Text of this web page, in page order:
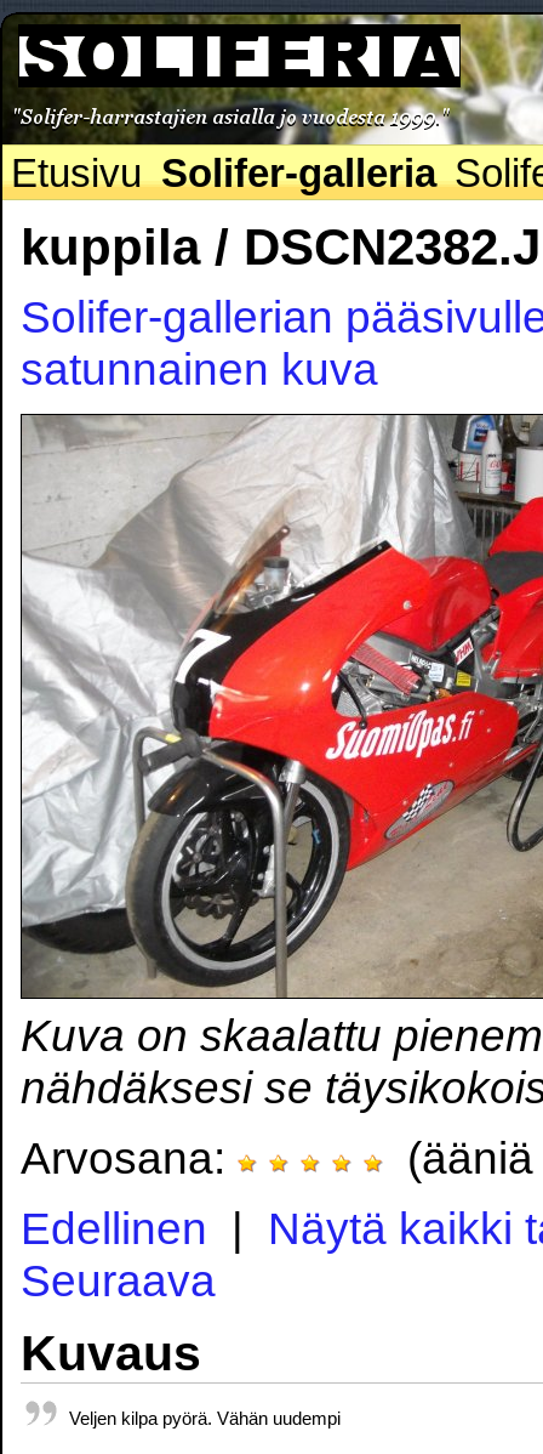
Etusivu Solifer-galleria
kuppila /
Solifer-gallerian
satunnainen kuva
Kuva on skaalattu
nähdäksesi se
Arvosana:
Edellinen | Näytä kaikki
Seuraava
Kuvaus
Veljen kilpa pyörä. Vähän uudempi